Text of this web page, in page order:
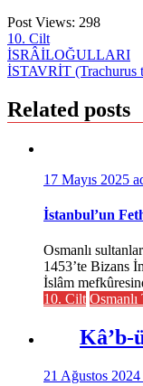
Post Views: 298
10. Cilt
Yazı
gezinmesi
İSRÂİLOĞULLARI
İSTAVRİT (Trachurus
Related posts
17 Mayıs 2025
İstanbul’un
Osmanlı
1453’te Bizans
İslâm
10. Cilt Osmanlı
Kâ’b-
21 Ağustos 2024